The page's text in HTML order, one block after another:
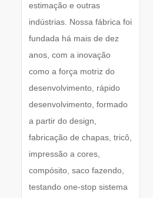
estimação e outras
indústrias. Nossa fábrica foi
fundada há mais de dez
anos, com a inovação
como a força motriz do
desenvolvimento, rápido
desenvolvimento, formado
a partir do design,
fabricação de chapas, tricô,
impressão a cores,
compósito, saco fazendo,
testando one-stop sistema